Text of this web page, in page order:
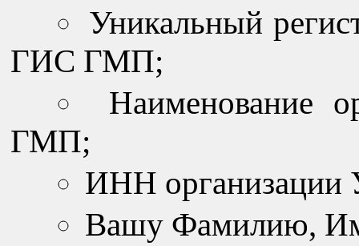
Уникальный
ГИС ГМП;
Наименование
ГМП;
ИНН
Вашу Фамилию,